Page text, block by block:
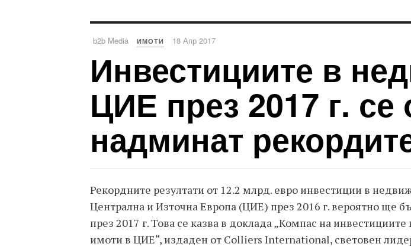
b2b Media ИМОТИ 18 Апр 2017
Инвестициите в
ЦИЕ през 2017 г. се
надминат
Рекордните резултати от 12.2 млрд. евро инвестиции в
Централна и Източна Европа (ЦИЕ) през 2016 г. вероятно ще
през 2017 г. Това се казва в доклада „Компас на
имоти в ЦИЕ“, издаден от Colliers International, световен